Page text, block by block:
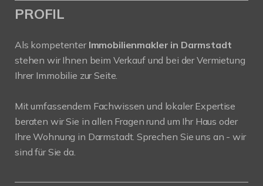
PROFIL
Als kompetenter Immobilienmakler in Darmstadt
stehen wir Ihnen beim Verkauf und bei der Vermietung
Ihrer Immobilie zur Seite.
Mit umfassendem Fachwissen und lokaler Expertise
beraten wir Sie in allen Fragen rund um Ihr Haus oder
Ihre Wohnung in Darmstadt. Sprechen Sie uns an - wir
sind für Sie da.